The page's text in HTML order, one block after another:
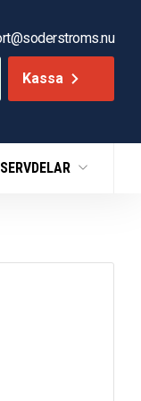
Kassa